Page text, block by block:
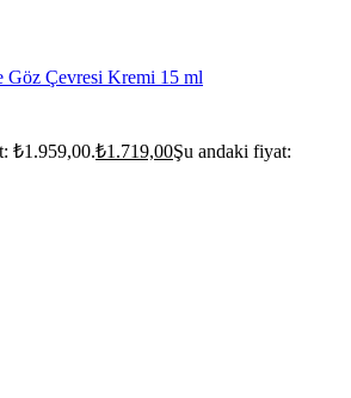
Göz Çevresi Kremi 15 ml
₺1.959,00.₺1.719,00Şu andaki fiyat: